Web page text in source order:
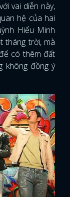
vai diễn này,
hệ của hai
Hiểu Minh
tháng trời, mà
có thêm đất
không đồng ý